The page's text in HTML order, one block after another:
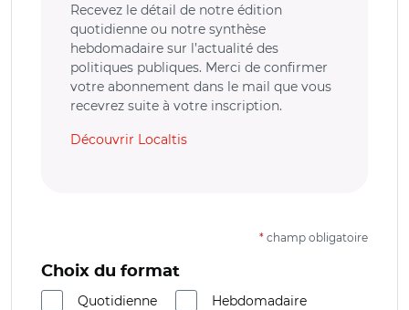
Recevez le détail de notre édition
quotidienne ou notre synthèse
hebdomadaire sur l’actualité des
politiques publiques. Merci de confirmer
votre abonnement dans le mail que vous
recevrez suite à votre inscription.
Découvrir Localtis
* champ obligatoire
Choix du format
Quotidienne
Hebdomadaire